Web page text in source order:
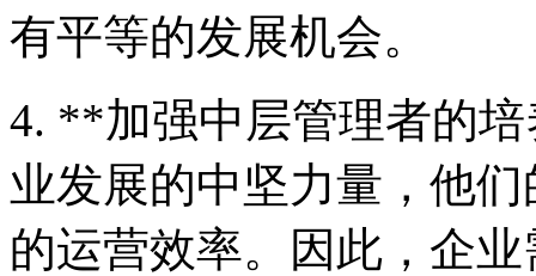
有平等的发展机会。
4. **加强中层管理者的
业发展的中坚力量，他
的运营效率。因此，企